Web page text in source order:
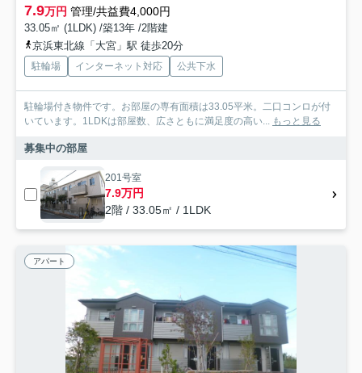
7.9万円 管理/共益費4,000円
33.05㎡ (1LDK) /築13年 /2階建
京浜東北線「大宮」駅 徒歩20分
駐輪場 インターネット対応 公共下水
駐輪場付き物件です。お部屋の専有面積は33.05平米。二口コンロが付
いています。1LDKは部屋数、広さともに満足度の高い... もっと見る
募集中の部屋
201号室
7.9万円
2階 / 33.05㎡ / 1LDK
アパート